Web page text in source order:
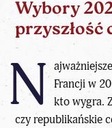
Wybory
przyszłość
N ajważniejsze
Francji w
kto wygra.
czy republikańskie